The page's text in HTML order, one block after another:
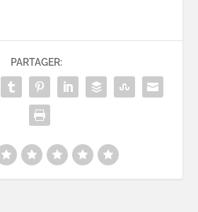
PARTAGER: